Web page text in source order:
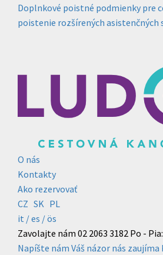
Doplnkové poistné podmienky pre
poistenie rozšírených asistenčných
O nás
Kontakty
Ako rezervovať
CZ SK PL
it /es / ös
Zavolajte nám 02 2063 3182 Po -
Napíšte nám Váš názor nás zaujíma